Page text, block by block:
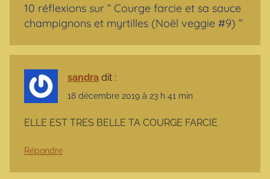
10 réflexions sur “ Courge farcie et sa sauce
champignons et myrtilles (Noël veggie #9) ”
sandra dit :
18 décembre 2019 à 23 h 41 min
ELLE EST TRES BELLE TA COURGE FARCIE
Répondre